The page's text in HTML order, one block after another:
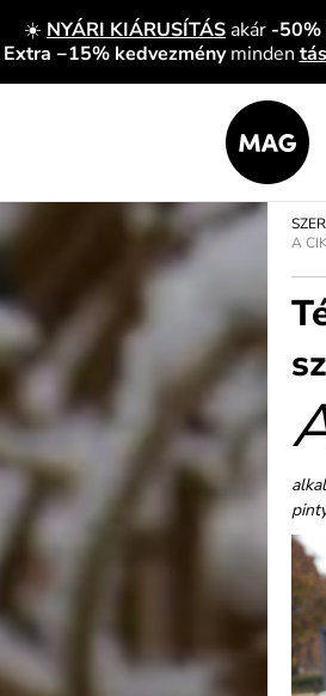
☀️ NYÁRI KIÁRUSÍTÁSakár -50%
Extra −15% kedvezményminden
A